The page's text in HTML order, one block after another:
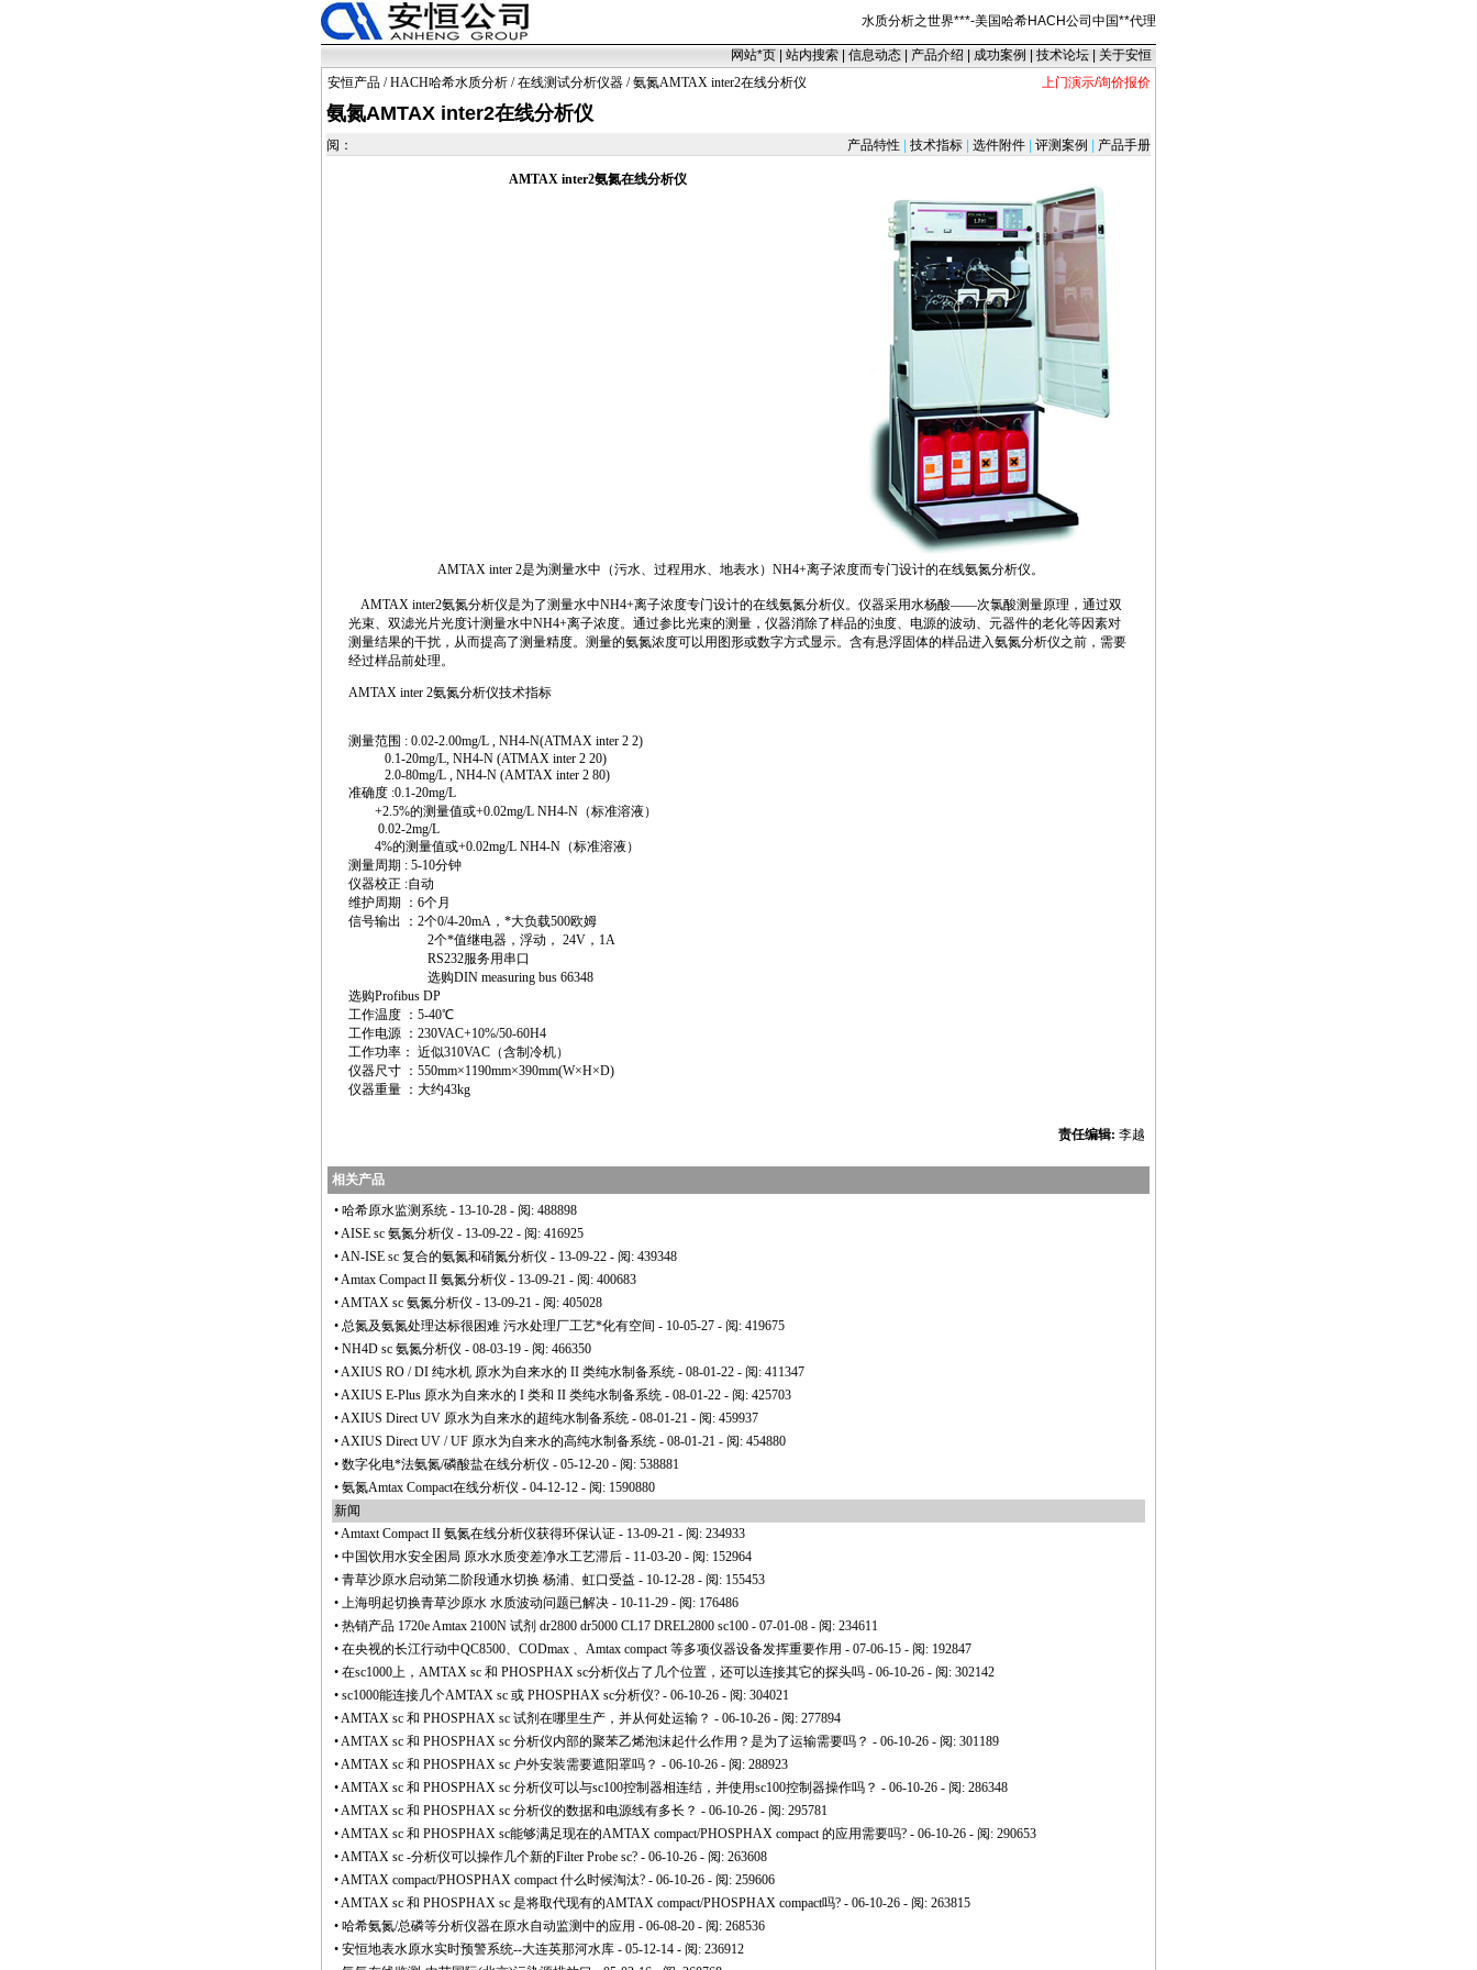
水质分析之世界***-美国哈希HACH公司中国**代理
网站*页 站内搜索 信息动态 产品介绍 成功案例 技术论坛
关于安恒
安恒产品 /HACH哈希水质分析 /在线测试分析仪器 / 氨氮AMTAX inter2在线分析仪 上门演示/询价报价
氨氮AMTAX inter2在线分析仪
阅： 产品特性 技术指标 选件附件 评测案例 产品手册
AMTAX inter2氨氮在线分析仪
AMTAXinter 2是为测量水中（污水、过程用水、地表水）NH4+离子浓度而专门设计的在线氨氮分析仪。
AMTAX inter2氨氮分析仪是为了测量水中NH4+离子浓度专门设计的在线氨氮分析仪。仪器采用水杨酸——次氯酸测量原理，通过双
光束、双滤光片光度计测量水中NH4+离子浓度。通过参比光束的测量，仪器消除了样品的浊度、电源的波动、元器件的老化等因素对
测量结果的干扰，从而提高了测量精度。测量的氨氮浓度可以用图形或数字方式显示。含有悬浮固体的样品进入氨氮分析仪之前，需要
经过样品前处理。
AMTAX inter 2氨氮分析仪技术指标
测量范围 : 0.02-2.00mg/L , NH4-N(ATMAX inter 2 2)
0.1-20mg/L, NH4-N (ATMAX inter 2 20)
2.0-80mg/L , NH4-N (AMTAX inter 2 80)
准确度 :0.1-20mg/L
+2.5%的测量值或+0.02mg/L NH4-N（标准溶液）
0.02-2mg/L
4%的测量值或+0.02mg/L NH4-N（标准溶液）
测量周期 : 5-10分钟
仪器校正 :自动
维护周期 ：6个月
信号输出 ：2个0/4-20mA， *大负载500欧姆
2个*值继电器，浮动， 24V，1A
RS232服务用串口
选购DIN measuring bus 66348
选购Profibus DP
工作温度 ：5-40℃
工作电源 ：230VAC+10%/50-60H4
工作功率： 近似310VAC（含制冷机）
仪器尺寸 ：550mm×1190mm×390mm(W×H×D)
仪器重量 ：大约43kg
责任编辑: 李越
相关产品
• 哈希原水监测系统 - 13-10-28 - 阅: 488898
•AISE sc 氨氮分析仪 - 13-09-22 - 阅: 416925
•AN-ISE sc 复合的氨氮和硝氮分析仪 - 13-09-22 - 阅: 439348
•Amtax Compact II 氨氮分析仪 - 13-09-21 - 阅: 400683
•AMTAX sc 氨氮分析仪 - 13-09-21 - 阅: 405028
• 总氮及氨氮处理达标很困难 污水处理厂工艺*化有空间 - 10-05-27 - 阅: 419675
• NH4D sc 氨氮分析仪 - 08-03-19 - 阅: 466350
•AXIUS RO / DI 纯水机 原水为自来水的 II 类纯水制备系统 - 08-01-22 - 阅: 411347
•AXIUS E-Plus 原水为自来水的 I 类和 II 类纯水制备系统 - 08-01-22 - 阅: 425703
•AXIUS Direct UV 原水为自来水的超纯水制备系统 - 08-01-21 - 阅: 459937
•AXIUS Direct UV / UF 原水为自来水的高纯水制备系统 - 08-01-21 - 阅: 454880
• 数字化电*法氨氮/磷酸盐在线分析仪 - 05-12-20 - 阅: 538881
• 氨氮Amtax Compact在线分析仪 - 04-12-12 - 阅: 1590880
新闻
•Amtaxt Compact II 氨氮在线分析仪获得环保认证 - 13-09-21 - 阅: 234933
• 中国饮用水安全困局 原水水质变差净水工艺滞后 - 11-03-20 - 阅: 152964
• 青草沙原水启动第二阶段通水切换 杨浦、虹口受益 - 10-12-28 - 阅: 155453
• 上海明起切换青草沙原水 水质波动问题已解决 - 10-11-29 - 阅: 176486
• 热销产品 1720e Amtax 2100N 试剂 dr2800 dr5000 CL17 DREL2800 sc100 - 07-01-08 - 阅: 234611
• 在央视的长江行动中QC8500、CODmax 、Amtax compact 等多项仪器设备发挥重要作用 - 07-06-15 - 阅: 192847
• 在sc1000上，AMTAX sc 和 PHOSPHAX sc分析仪占了几个位置，还可以连接其它的探头吗 - 06-10-26 - 阅: 302142
• sc1000能连接几个AMTAX sc 或 PHOSPHAX sc分析仪? - 06-10-26 - 阅: 304021
•AMTAX sc 和 PHOSPHAX sc 试剂在哪里生产，并从何处运输？ - 06-10-26 - 阅: 277894
•AMTAX sc 和 PHOSPHAX sc 分析仪内部的聚苯乙烯泡沫起什么作用？是为了运输需要吗？ - 06-10-26 - 阅: 301189
•AMTAX sc 和 PHOSPHAX sc 户外安装需要遮阳罩吗？ - 06-10-26 - 阅: 288923
•AMTAX sc 和 PHOSPHAX sc 分析仪可以与sc100控制器相连结，并使用sc100控制器操作吗？ - 06-10-26 - 阅: 286348
•AMTAX sc 和 PHOSPHAX sc 分析仪的数据和电源线有多长？ - 06-10-26 - 阅: 295781
•AMTAX sc 和 PHOSPHAX sc能够满足现在的AMTAX compact/PHOSPHAX compact 的应用需要吗? - 06-10-26 - 阅: 290653
•AMTAX sc -分析仪可以操作几个新的Filter Probe sc? - 06-10-26 - 阅: 263608
•AMTAX compact/PHOSPHAX compact 什么时候淘汰? - 06-10-26 - 阅: 259606
•AMTAX sc 和 PHOSPHAX sc 是将取代现有的AMTAX compact/PHOSPHAX compact吗? - 06-10-26 - 阅: 263815
• 哈希氨氮/总磷等分析仪器在原水自动监测中的应用 - 06-08-20 - 阅: 268536
• 安恒地表水原水实时预警系统--大连英那河水库 - 05-12-14 - 阅: 236912